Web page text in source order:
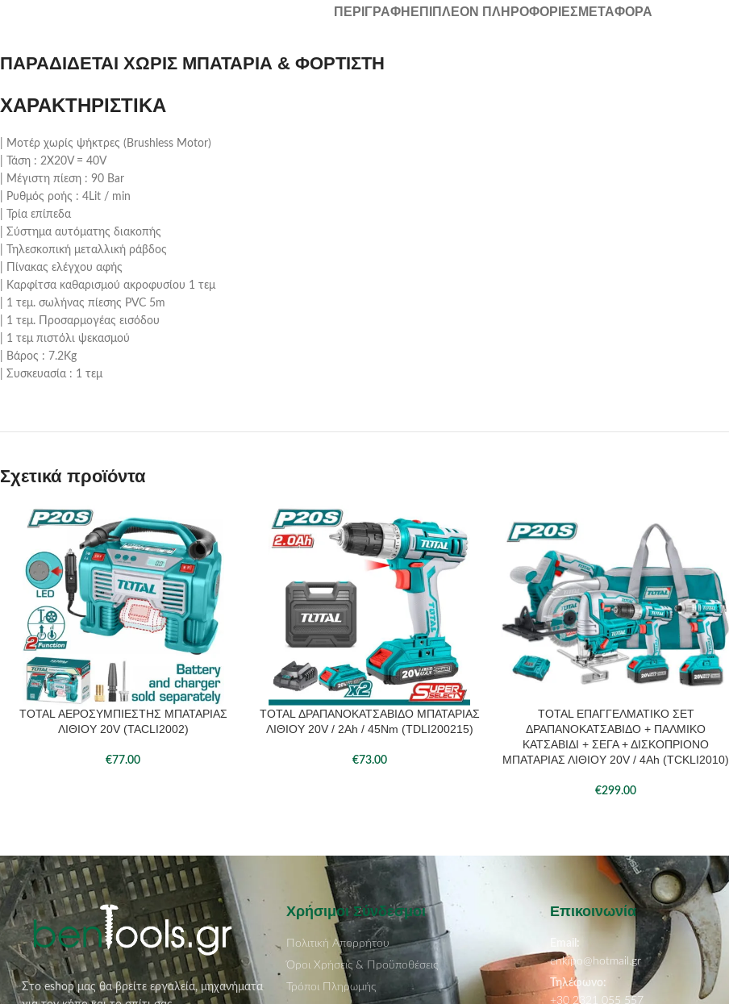
ΠΕΡΙΓΡΑΦΉ ΕΠΙΠΛΈΟΝ ΠΛΗΡΟΦΟΡΊΕΣ ΜΕΤΑΦΟΡΆ
ΠΑΡΑΔΙΔΕΤΑΙ ΧΩΡΙΣ ΜΠΑΤΑΡΙΑ & ΦΟΡΤΙΣΤΗ
ΧΑΡΑΚΤΗΡΙΣΤΙΚΑ
| Μοτέρ χωρίς ψήκτρες (Brushless Motor)
| Τάση : 2X20V = 40V
| Μέγιστη πίεση : 90 Bar
| Ρυθμός ροής : 4Lit / min
| Τρία επίπεδα
| Σύστημα αυτόματης διακοπής
| Τηλεσκοπική μεταλλική ράβδος
| Πίνακας ελέγχου αφής
| Καρφίτσα καθαρισμού ακροφυσίου 1 τεμ
| 1 τεμ. σωλήνας πίεσης PVC 5m
| 1 τεμ. Προσαρμογέας εισόδου
| 1 τεμ πιστόλι ψεκασμού
| Βάρος : 7.2Kg
| Συσκευασία : 1 τεμ
Σχετικά προϊόντα
ΠΡΟΣΘΉΚΗ ΣΤΟ ΚΑΛΆΘΙ
TOTAL ΑΕΡΟΣΥΜΠΙΕΣΤΗΣ ΜΠΑΤΑΡΙΑΣ
ΛΙΘΙΟΥ 20V (TACLI2002)
€77.00
ΠΡΟΣΘΉΚΗ ΣΤΟ ΚΑΛΆΘΙ
TOTAL ΔΡΑΠΑΝΟΚΑΤΣΑΒΙΔΟ ΜΠΑΤΑΡΙΑΣ
ΛΙΘΙΟΥ 20V / 2Ah / 45Nm (TDLI200215)
€73.00
ΠΡΟΣΘΉΚΗ ΣΤΟ ΚΑΛΆΘΙ
TOTAL ΕΠΑΓΓΕΛΜΑΤΙΚΟ ΣΕΤ
ΔΡΑΠΑΝΟΚΑΤΣΑΒΙΔΟ + ΠΑΛΜΙΚΟ
ΚΑΤΣΑΒΙΔΙ + ΣΕΓΑ + ΔΙΣΚΟΠΡΙΟΝΟ
ΜΠΑΤΑΡΙΑΣ ΛΙΘΙΟΥ 20V / 4Ah (TCKLI2010)
€299.00
Στο eshop μας θα βρείτε εργαλεία, μηχανήματα
Χρήσιμοι Σύνδεσμοι
Πολιτική Απορρήτου
Όροι Χρήσεις & Προϋποθέσεις
Τρόποι Πληρωμής
Επικοινωνία
Email:
enkipo@hotmail.gr
Τηλέφωνο:
+30 2321 055 557